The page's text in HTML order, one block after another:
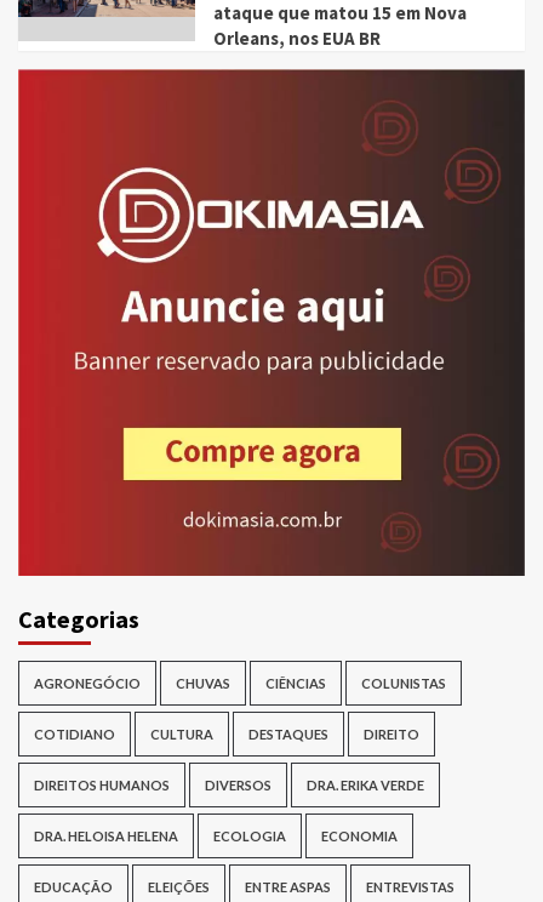
ataque que matou 15 em Nova
Orleans, nos EUA BR
Categorias
AGRONEGÓCIO CHUVAS CIÊNCIAS COLUNISTAS
COTIDIANO CULTURA DESTAQUES DIREITO
DIREITOS HUMANOS DIVERSOS DRA. ERIKA VERDE
DRA. HELOISA HELENA ECOLOGIA ECONOMIA
EDUCAÇÃO ELEIÇÕES ENTRE ASPAS ENTREVISTAS